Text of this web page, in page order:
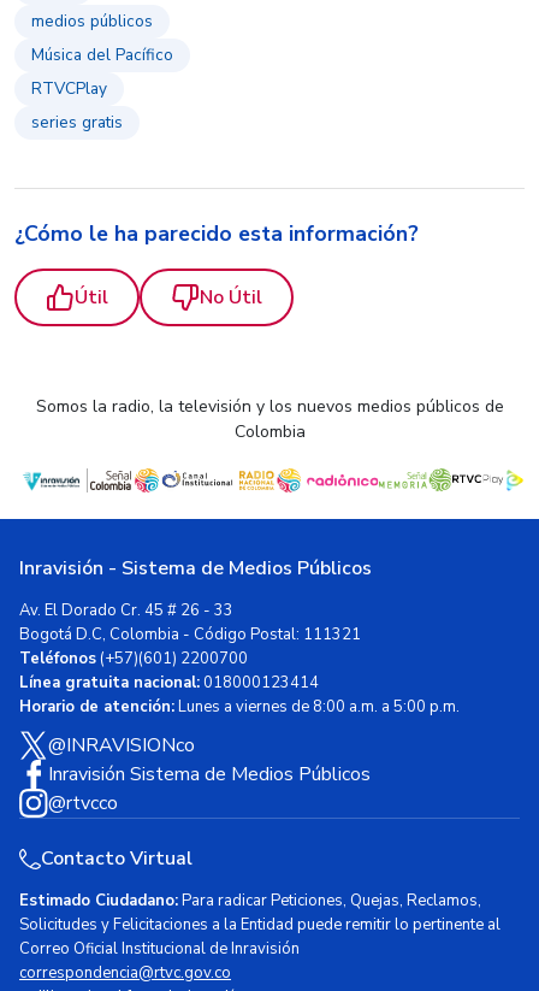
medios públicos
Música del Pacífico
RTVCPlay
series gratis
¿Cómo le ha parecido esta información?
Útil No Útil
Somos la radio, la televisión y los nuevos medios públicos de
Colombia
Inravisión - Sistema de Medios Públicos
Av. El Dorado Cr. 45 # 26 - 33
Bogotá D.C, Colombia - Código Postal: 111321
Teléfonos(+57)(601) 2200700
Línea gratuita nacional:018000123414
Horario de atención:Lunes a viernes de 8:00 a.m. a 5:00 p.m.
@INRAVISIONco
Inravisión Sistema de Medios Públicos
@rtvcco
Contacto Virtual
Estimado Ciudadano:Para radicar Peticiones, Quejas, Reclamos,
Solicitudes y Felicitaciones a la Entidad puede remitir lo pertinente al
Correo Oficial Institucional de Inravisión
correspondencia@rtvc.gov.co